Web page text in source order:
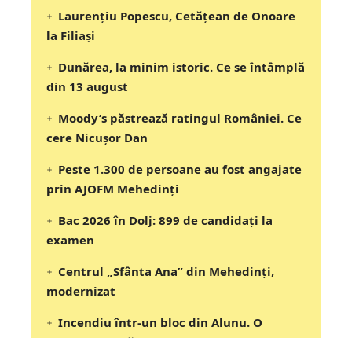
Laurențiu Popescu, Cetățean de Onoare
la Filiași
Dunărea, la minim istoric. Ce se întâmplă
din 13 august
Moody’s păstrează ratingul României. Ce
cere Nicușor Dan
Peste 1.300 de persoane au fost angajate
prin AJOFM Mehedinți
Bac 2026 în Dolj: 899 de candidați la
examen
Centrul „Sfânta Ana” din Mehedinți,
modernizat
Incendiu într-un bloc din Alunu. O